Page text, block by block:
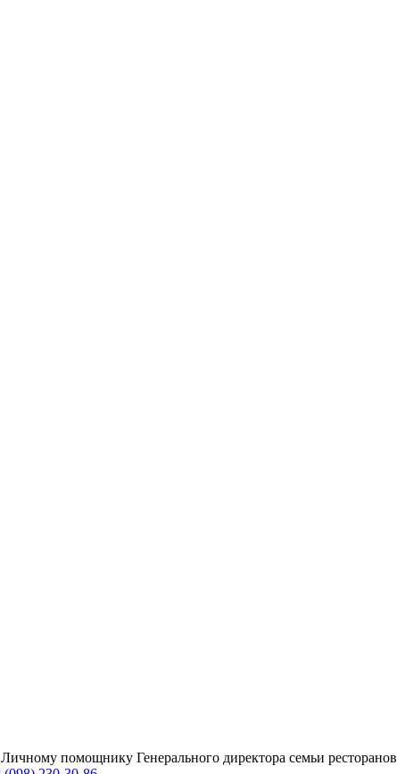
помощнику Генерального директора семьи ресторанов